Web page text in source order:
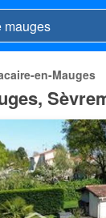
en-Mauges